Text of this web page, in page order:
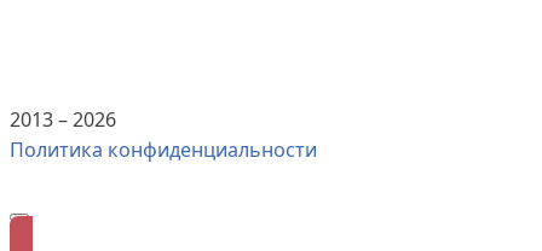
2013 –2026
Политика конфиденциальности